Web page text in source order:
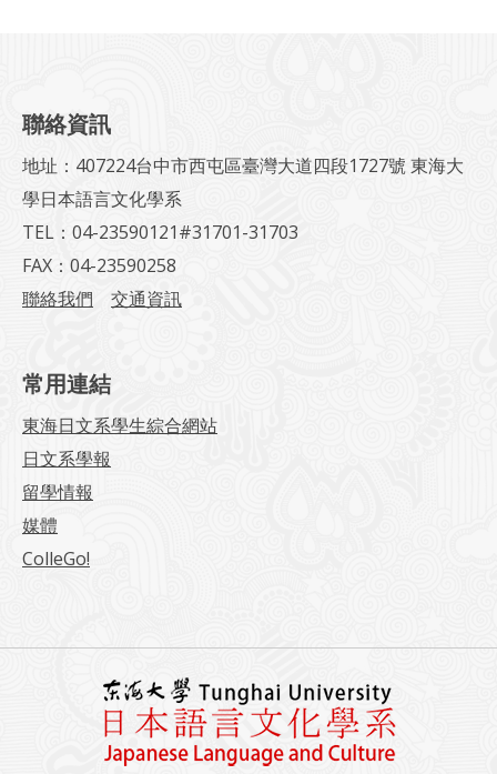
聯絡資訊
地址：407224台中市西屯區臺灣大道四段1727號 東海大
學日本語言文化學系
TEL：04-23590121#31701-31703
FAX：04-23590258
聯絡我們
交通資訊
常用連結
東海日文系學生綜合網站
日文系學報
留學情報
媒體
ColleGo!